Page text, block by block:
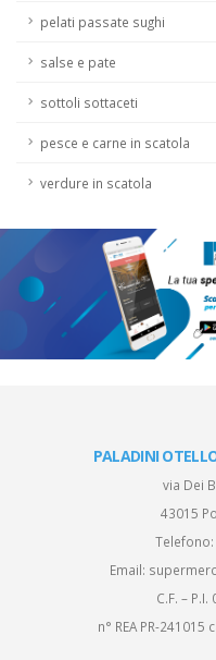
pelati passate sughi
salse e pate
sottoli sottaceti
pesce e carne in scatola
verdure in scatola
PALADINI
via Dei
43015
Telefono:
Email:
C.F. –
n° REA PR-